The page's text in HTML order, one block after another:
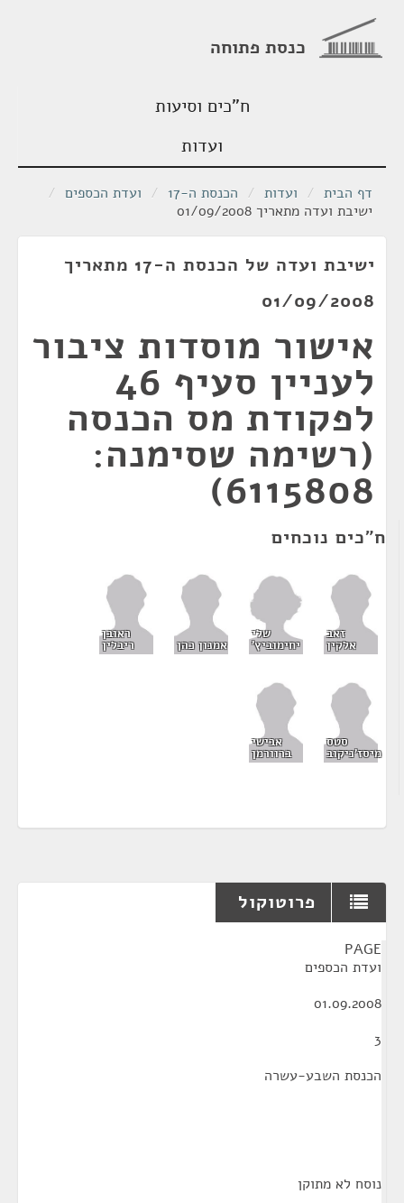
כנסת פתוחה
ח"כים וסיעות
ועדות
דף הבית / ועדות / הכנסת ה-17 / ועדת הכספים /
ישיבת ועדה מתאריך 01/09/2008
ישיבת ועדה של הכנסת ה-17 מתאריך
01/09/2008
אישור מוסדות ציבור
לעניין סעיף 46
לפקודת מס הכנסה
(רשימה שסימנה:
6115808)
ח"כים נוכחים
זאב
אלקין
שלי
יחימוביץ' אמנון כהן
ראובן
ריבלין
סטס
מיסז'ניקוב
אבישי
ברוורמן
פרוטוקול
PAGE
ועדת הכספים
01.09.2008
3
הכנסת השבע-עשרה
נוסח לא מתוקן